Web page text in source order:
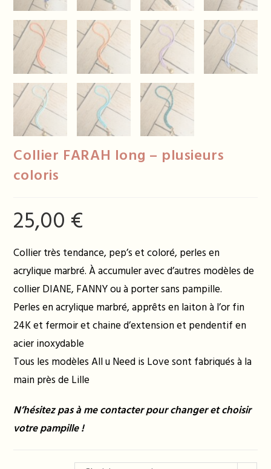
Collier FARAH long – plusieurs
coloris
25,00 €
Collier très tendance, pep’s et coloré, perles en
acrylique marbré. À accumuler avec d’autres modèles de
collier DIANE, FANNY ou à porter sans pampille.
Perles en acrylique marbré, apprêts en laiton à l’or fin
24K et fermoir et chaine d’extension et pendentif en
acier inoxydable
Tous les modèles All u Need is Love sont fabriqués à la
main près de Lille
N’hésitez pas à me contacter pour changer et choisir
votre pampille !